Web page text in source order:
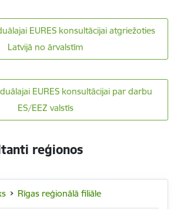
EURES konsultācijai atgriežoties
Latvijā no ārvalstīm
EURES konsultācijai par darbu
ES/EEZ valstīs
reģionos
Rīgas reģionālā filiāle